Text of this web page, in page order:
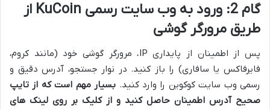
گام 2: ورود به وب سایت رسمی KuCoin از
طریق مرورگر گوشی
پس از اطمینان از پایداری IP، مرورگر گوشی خود (مانند کروم،
فایرفاکس یا سافاری) را باز کنید. در نوار جستجو، آدرس دقیق و
رسمی وب سایت کوکوین را وارد کنید. بسیار مهم است که از تایپ
صحیح آدرس اطمینان حاصل کنید و از کلیک بر روی لینک های